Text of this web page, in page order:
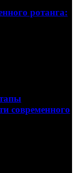
ротанга:
современного